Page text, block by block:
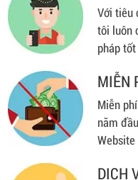
Với tiêu
tôi luôn
pháp
MIỄN
Miễn
năm
Website
DỊCH